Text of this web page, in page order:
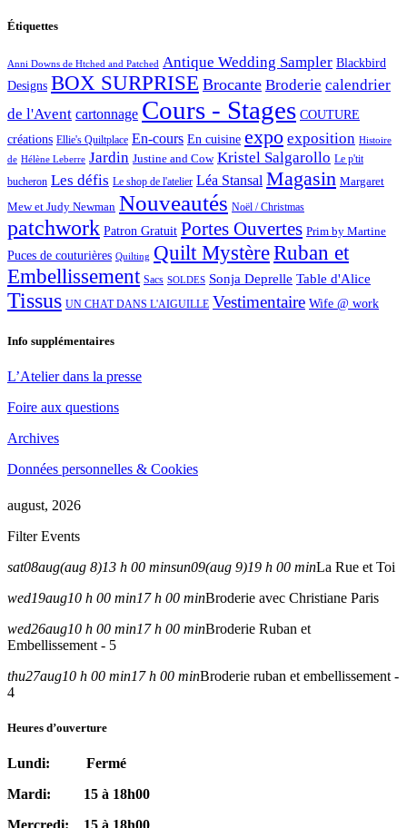
Étiquettes
Anni Downs de Htched and Patched Antique Wedding Sampler Blackbird
Designs BOX SURPRISE Brocante Broderie calendrier
de l'Avent cartonnage Cours - Stages COUTURE
créations Ellie's Quiltplace En-cours En cuisine expo exposition Histoire
de Hélène Leberre Jardin Justine and Cow Kristel Salgarollo Le p'tit
bucheron Les défis Le shop de l'atelier Léa Stansal Magasin Margaret
Mew et Judy Newman Nouveautés Noël / Christmas
patchwork Patron Gratuit Portes Ouvertes Prim by Martine
Puces de couturières Quilting Quilt MystèreRuban et
Embellissement Sacs SOLDES Sonja Deprelle Table d'Alice
Tissus UN CHAT DANS L'AIGUILLE Vestimentaire Wife @ work
Info supplémentaires
L’Atelier dans la presse
Foire aux questions
Archives
Données personnelles & Cookies
august, 2026
Filter Events
sat08aug(aug 8)13 h 00 minsun09(aug 9)19 h 00 minLa Rue et Toi
wed19aug10 h 00 min17 h 00 minBroderie avec Christiane Paris
wed26aug10 h 00 min17 h 00 minBroderie Ruban et
Embellissement - 5
thu27aug10 h 00 min17 h 00 minBroderie ruban et embellissement -
4
Heures d’ouverture
Lundi: Fermé
Mardi: 15 à 18h00